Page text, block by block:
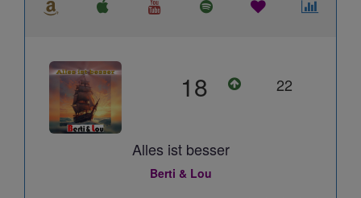
18 22
Alles ist besser
Berti & Lou